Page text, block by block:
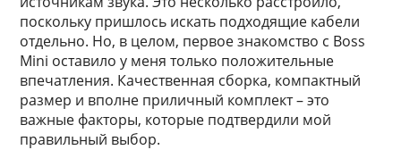
поскольку пришлось искать подходящие кабели
отдельно. Но, в целом, первое знакомство с Boss
Mini оставило у меня только положительные
впечатления. Качественная сборка, компактный
размер и вполне приличный комплект – это
важные факторы, которые подтвердили мой
правильный выбор.